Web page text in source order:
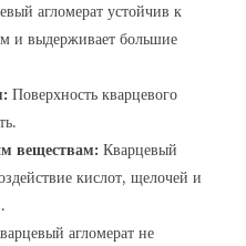
агломерат устойчив к
и выдерживает большие
Поверхность кварцевого
веществам: Кварцевый
кислот, щелочей и
агломерат не